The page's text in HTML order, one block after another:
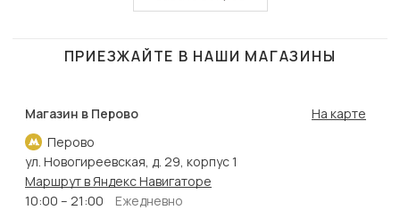
ПРИЕЗЖАЙТЕ В НАШИ МАГАЗИНЫ
Магазин в Перово
Перово
На карте
ул. Новогиреевская, д. 29, корпус 1
Маршрут в Яндекс Навигаторе
10:00 – 21:00
Ежедневно